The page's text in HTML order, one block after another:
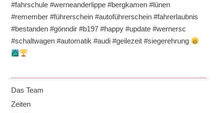
#fahrschule #werneanderlippe #bergkamen #lünen
#remember #führerschein #autoführerschein #fahrerlaubnis
#bestanden #gönndir #b197 #happy #update #wernersc
#schaltwagen #automatik #audi #geilezeit #siegerehrung
Das Team
Zeiten